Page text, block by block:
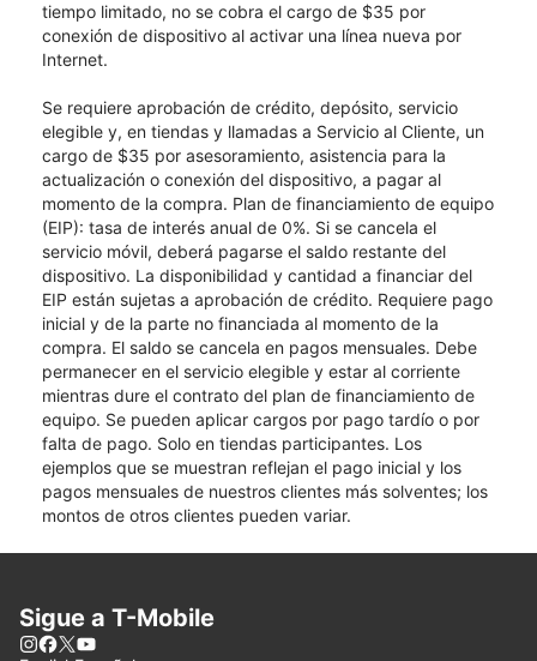
tiempo limitado, no se cobra el cargo de $35 por
conexión de dispositivo al activar una línea nueva por
Internet.
Se requiere aprobación de crédito, depósito, servicio
elegible y, en tiendas y llamadas a Servicio al Cliente, un
cargo de $35 por asesoramiento, asistencia para la
actualización o conexión del dispositivo, a pagar al
momento de la compra. Plan de financiamiento de equipo
(EIP): tasa de interés anual de 0%. Si se cancela el
servicio móvil, deberá pagarse el saldo restante del
dispositivo. La disponibilidad y cantidad a financiar del
EIP están sujetas a aprobación de crédito. Requiere pago
inicial y de la parte no financiada al momento de la
compra. El saldo se cancela en pagos mensuales. Debe
permanecer en el servicio elegible y estar al corriente
mientras dure el contrato del plan de financiamiento de
equipo. Se pueden aplicar cargos por pago tardío o por
falta de pago. Solo en tiendas participantes. Los
ejemplos que se muestran reflejan el pago inicial y los
pagos mensuales de nuestros clientes más solventes; los
montos de otros clientes pueden variar.